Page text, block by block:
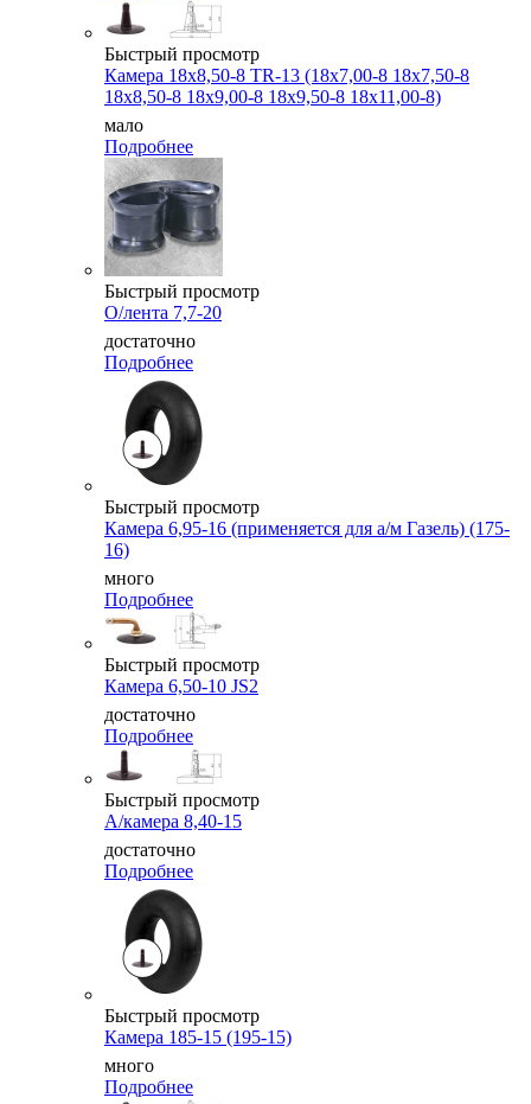
Быстрый просмотр
Камера 18x8,50-8 TR-13 (18x7,00-8 18x7,50-8
18x8,50-8 18x9,00-8 18x9,50-8 18x11,00-8)
мало
Подробнее
Быстрый просмотр
О/лента 7,7-20
достаточно
Подробнее
Быстрый просмотр
Камера 6,95-16 (применяется для а/м Газель) (175-
16)
много
Подробнее
Быстрый просмотр
Камера 6,50-10 JS2
достаточно
Подробнее
Быстрый просмотр
А/камера 8,40-15
достаточно
Подробнее
Быстрый просмотр
Камера 185-15 (195-15)
много
Подробнее